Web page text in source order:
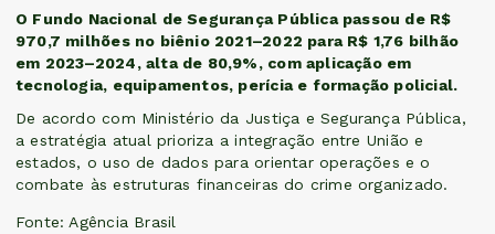
O Fundo Nacional de Segurança Pública passou de R$
970,7 milhões no biênio 2021–2022 para R$ 1,76 bilhão
em 2023–2024, alta de 80,9%, com aplicação em
tecnologia, equipamentos, perícia e formação policial.
De acordo com Ministério da Justiça e Segurança Pública,
a estratégia atual prioriza a integração entre União e
estados, o uso de dados para orientar operações e o
combate às estruturas financeiras do crime organizado.
Fonte: Agência Brasil